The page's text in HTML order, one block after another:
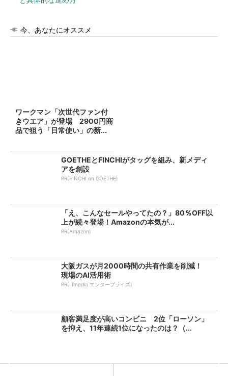
今、あなたにオススメ
ワークマン「次世代ファン付
きウエア」が登場 2900円商
品で狙う「日常使い」の新...
GOETHEとFINCHIがタッグを組み、新メディ
アを創設
PR(FINCHI on GOETHE)
「え、こんなセールやってたの？」80％OFF以
上が続々登場！Amazonの本気が...
PR(Amazon)
大阪ガスが月2000時間の共有作業を削減！
現場のAI活用術
PR(ITmedia エンタープライズ)
顧客満足度が高いコンビニ 2位「ローソン」
を抑え、11年連続1位になったのは？（...